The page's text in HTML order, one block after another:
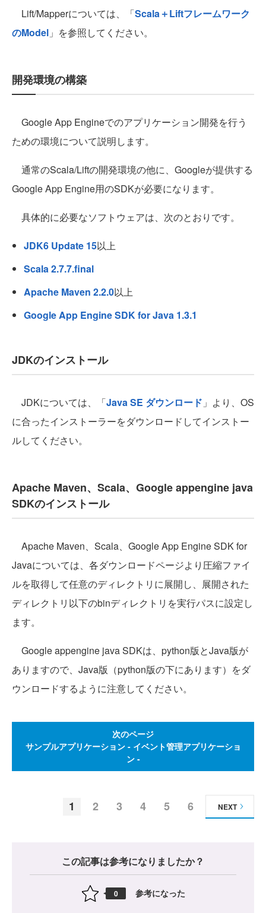
Lift/Mapperについては、「Scala＋Liftフレームワーク
のModel 」を参照してください。
開発環境の構築
Google App Engineでのアプリケーション開発を行う
ための環境について説明します。
通常のScala/Liftの開発環境の他に、Googleが提供する
Google App Engine用のSDKが必要になります。
具体的に必要なソフトウェアは、次のとおりです。
JDK6 Update 15以上
Scala 2.7.7.final
Apache Maven 2.2.0以上
Google App Engine SDK for Java 1.3.1
JDKのインストール
JDKについては、「Java SE ダウンロード 」より、OS
に合ったインストーラーをダウンロードしてインストー
ルしてください。
Apache Maven、Scala、Google appengine java
SDKのインストール
Apache Maven、Scala、Google App Engine SDK for
Javaについては、各ダウンロードページより圧縮ファイ
ルを取得して任意のディレクトリに展開し、展開された
ディレクトリ以下のbinディレクトリを実行パスに設定し
ます。
Google appengine java SDKは、python版とJava版が
ありますので、Java版（python版の下にあります）をダ
ウンロードするように注意してください。
次のページ
サンプルアプリケーション - イベント管理アプリケーショ
ン -
1 2 3 4 5 6 NEXT
この記事は参考になりましたか？
0 参考になった